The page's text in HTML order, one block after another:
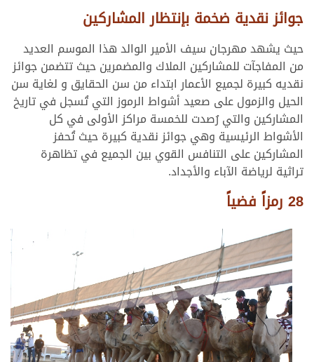
جوائز نقدية ضخمة بإنتظار المشاركين
حيث يشهد مهرجان سيف الأمير الوالد هذا الموسم العديد
من المفاجآت للمشاركين الملاك والمضمرين حيث تتضمن جوائز
نقديه كبيرة لجميع الأعمار ابتداء من سن الحقايق و لغاية سن
الحيل والزمول على صعيد أشواط الرموز التي تُسجل في تاريخ
المشاركين والتي رُصدت للخمسة مراكز الأولى في كل
الأشواط الرئيسية وهي جوائز نقدية كبيرة حيث تُحفز
المشاركين على التنافس القوي بين الجميع في تظاهرة
تراثية لرياضة الآباء والأجداد.
28 رمزاً فضياً